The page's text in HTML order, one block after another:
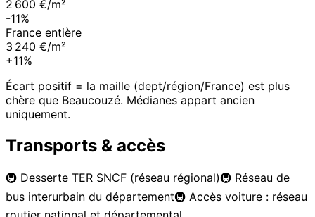
2 600 €/m²
-11%
France entière
3 240 €/m²
+11%
Écart positif = la maille (dept/région/France) est plus
chère que Beaucouzé. Médianes appart ancien
uniquement.
Transports & accès
🚇 Desserte TER SNCF (réseau régional)🚇 Réseau de
bus interurbain du département🚇 Accès voiture : réseau